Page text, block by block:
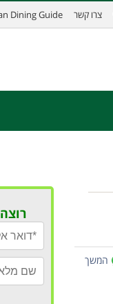
צרו קשר Dining Guide
המשך